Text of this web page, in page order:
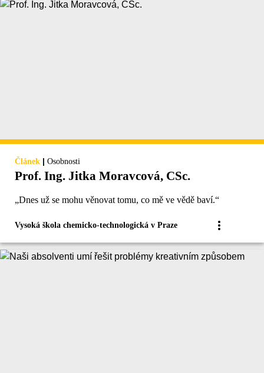
Článek | Osobnosti
Prof. Ing. Jitka Moravcová, CSc.
„Dnes už se mohu věnovat tomu, co mě ve vědě baví.“
Vysoká škola chemicko-technologická v Praze